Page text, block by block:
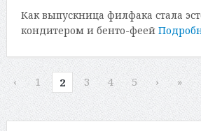
Как выпускница филфака стала
кондитером и бенто-феей
‹ 1 2 3 4 5 › »